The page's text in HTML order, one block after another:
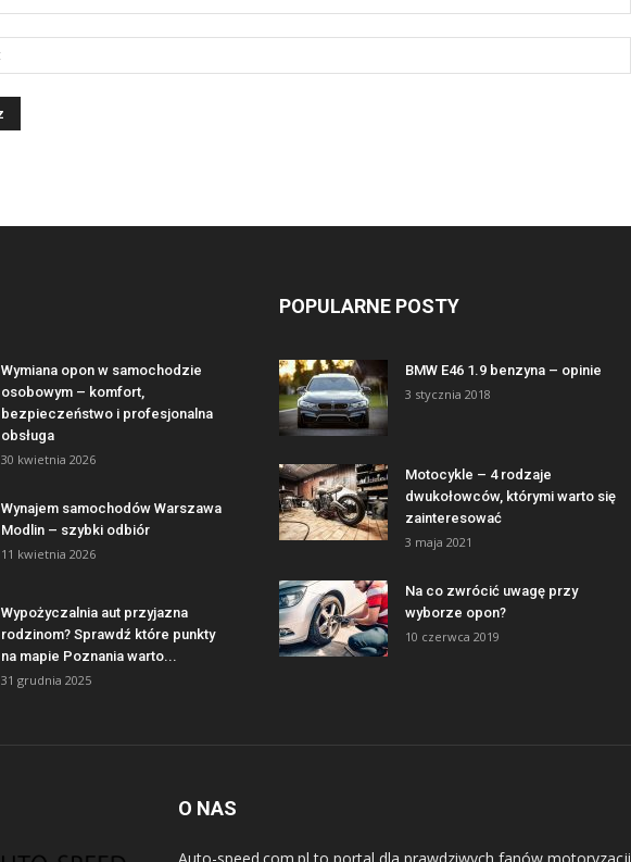
Wymiana opon w samochodzie
osobowym – komfort,
bezpieczeństwo i profesjonalna
obsługa
30 kwietnia 2026
Wynajem samochodów Warszawa
Modlin – szybki odbiór
11 kwietnia 2026
Wypożyczalnia aut przyjazna
rodzinom? Sprawdź które punkty
na mapie Poznania warto...
31 grudnia 2025
POPULARNE POSTY
BMW E46 1.9 benzyna – opinie
3 stycznia 2018
Motocykle – 4 rodzaje
dwukołowców, którymi warto się
zainteresować
3 maja 2021
Na co zwrócić uwagę przy
wyborze opon?
10 czerwca 2019
O NAS